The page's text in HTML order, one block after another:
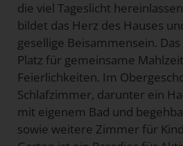
die viel Tageslicht
bildet das Herz des Hauses
gesellige Beisammensein.
Platz für gemeinsame
Feierlichkeiten. Im
Schlafzimmer, darunter ein
mit eigenem Bad und
sowie weitere Zimmer für